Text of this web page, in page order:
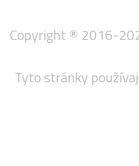
Copyright ® 2016-
Tyto stránky